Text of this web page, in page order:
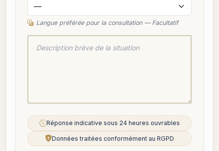
Langue préférée pour la consultation — Facultatif
Réponse indicative sous 24 heures ouvrables
Données traitées conformément au RGPD